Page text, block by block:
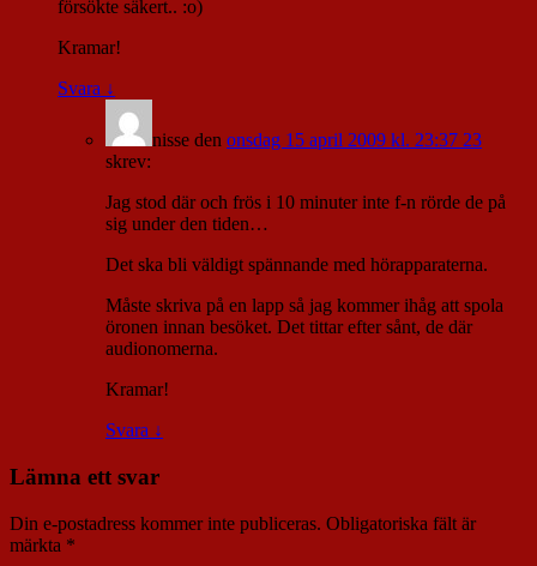
försökte säkert.. :o)
Kramar!
Svara ↓
nisse den onsdag 15 april 2009 kl. 23:37 23
skrev:
Jag stod där och frös i 10 minuter inte f-n rörde de på
sig under den tiden…
Det ska bli väldigt spännande med hörapparaterna.
Måste skriva på en lapp så jag kommer ihåg att spola
öronen innan besöket. Det tittar efter sånt, de där
audionomerna.
Kramar!
Svara ↓
Lämna ett svar
Din e-postadress kommer inte publiceras. Obligatoriska fält är
märkta *